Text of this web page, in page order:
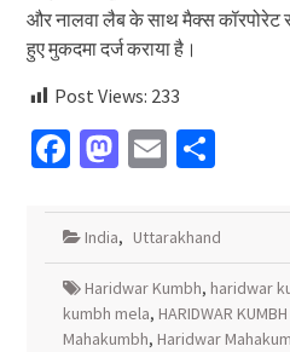
और नालवा लैब के साथ मैक्स कॉरपोरेट
हुए मुकदमा दर्ज कराया है।
Post Views: 233
Facebook
Mastodon
EmailShare
India, Uttarakhand
Haridwar Kumbh, haridwar
kumbh mela, HARIDWAR
Mahakumbh, Haridwar